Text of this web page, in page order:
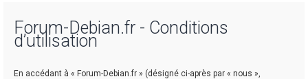
Forum-Debian.fr - Conditions
d’utilisation
En accédant à « Forum-Debian.fr » (désigné ci-après par « nous »,